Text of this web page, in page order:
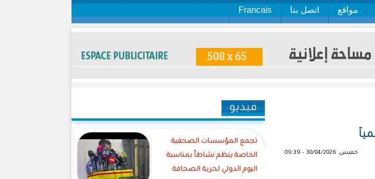
مواقع اتصل بنا Francais
خميس, 30/04/2026 - 09:39
فيديو
تجمع المؤسسات الصحفية
الخاصة ينظم نشاطاً بمناسبة
اليوم الدولي لحرية الصحافة